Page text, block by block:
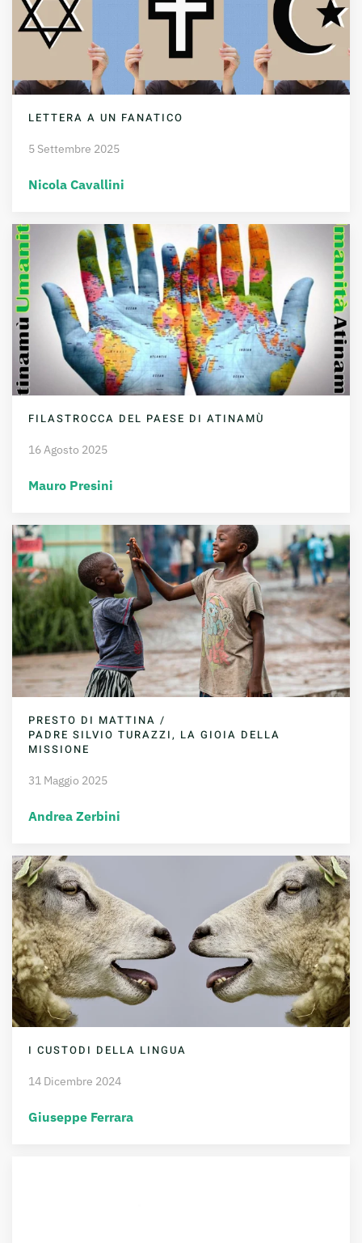
LETTERA A UN FANATICO
5 Settembre 2025
Nicola Cavallini
FILASTROCCA DEL PAESE DI ATINAMÙ
16 Agosto 2025
Mauro Presini
PRESTO DI MATTINA /
PADRE SILVIO TURAZZI, LA GIOIA DELLA
MISSIONE
31 Maggio 2025
Andrea Zerbini
I CUSTODI DELLA LINGUA
14 Dicembre 2024
Giuseppe Ferrara